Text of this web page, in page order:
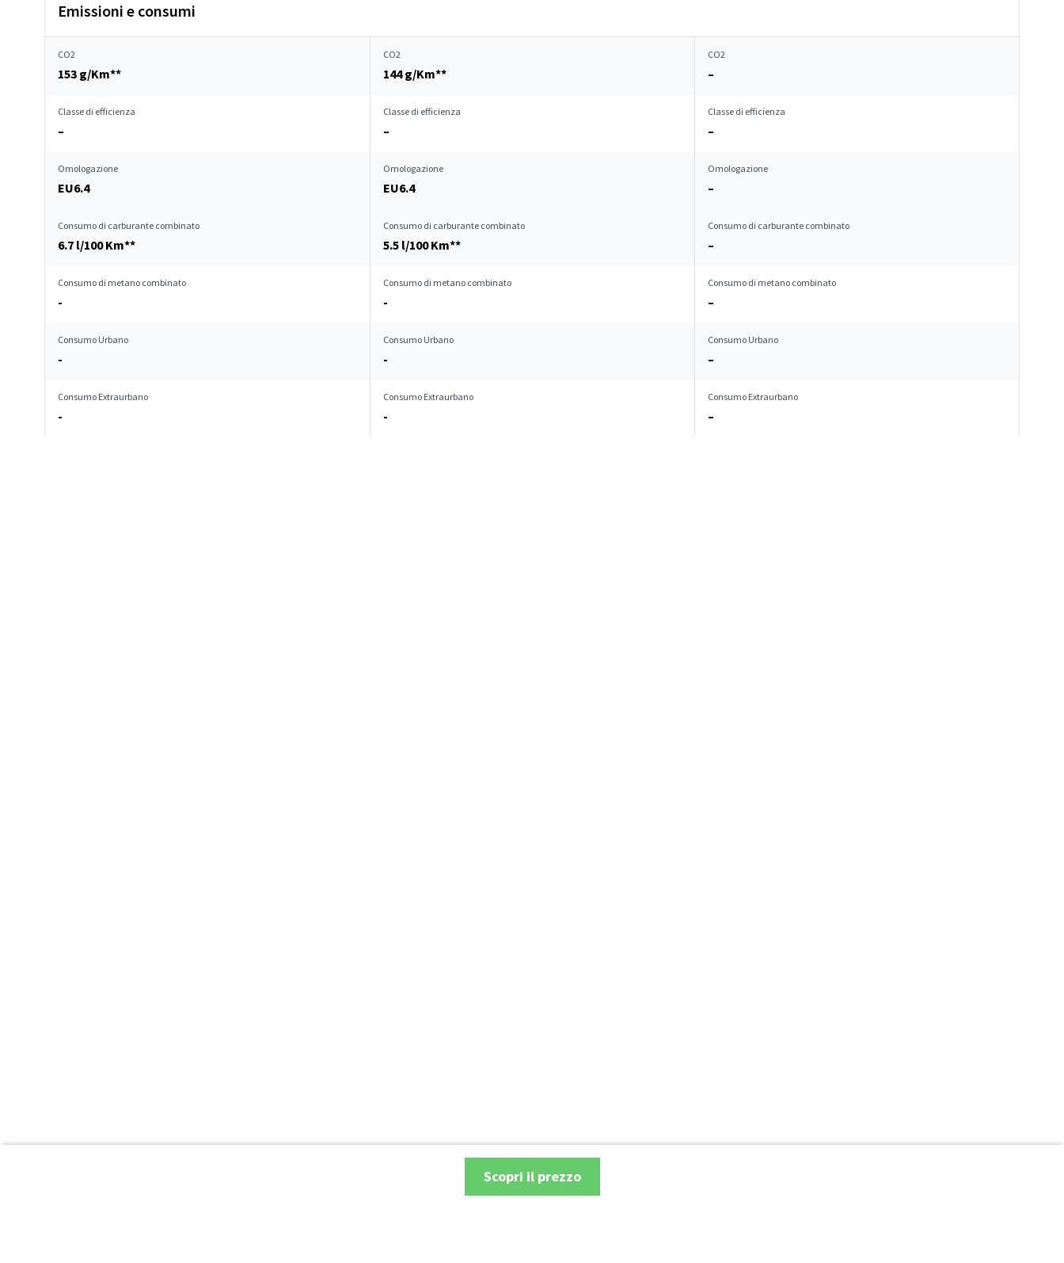
Emissioni e consumi
CO2
153 g/Km**
CO2
144 g/Km**
CO2
–
Classe di efficienza
–
Classe di efficienza
–
Classe di efficienza
–
Omologazione
EU6.4
Omologazione
EU6.4
Omologazione
–
Consumo di carburante combinato
6.7 l/100 Km**
Consumo di carburante combinato
5.5 l/100 Km**
Consumo di carburante combinato
–
Consumo di metano combinato
-
Consumo di metano combinato
-
Consumo di metano combinato
–
Consumo Urbano
-
Consumo Urbano
-
Consumo Urbano
–
Consumo Extraurbano
-
Consumo Extraurbano
-
Consumo Extraurbano
–
Scopri il prezzo